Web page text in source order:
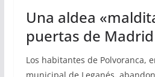
Una aldea
puertas de Madrid
Los habitantes de Polvoranca,